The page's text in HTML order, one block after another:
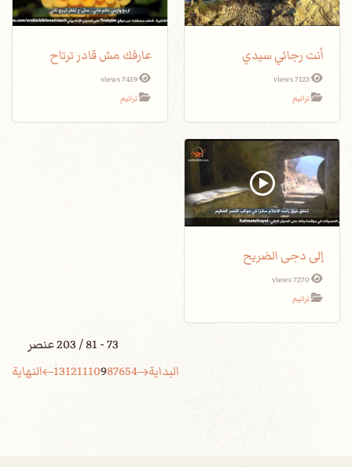
أنت رجائي سيدي
7123 views
ترانيم
عارفك مش قادر ترتاح
7459 views
ترانيم
إلى دجى الضريح
7270 views
ترانيم
73 - 81 / 203 عنصر
البداية
4
5
6
7
8
9
10
11
12
13 النهاية